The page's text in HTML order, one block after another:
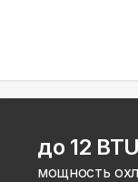
до 12 BTU
мощность